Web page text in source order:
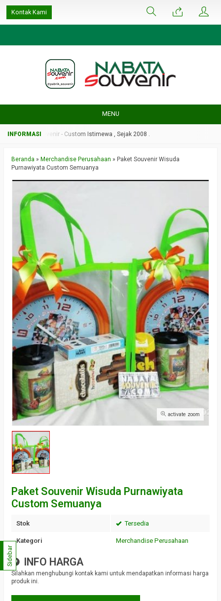
google-site-
verification=ulGFAYaRwT3xFs4fCyDEYtZPCSlyYvbOPvhRRObUW-A
Kontak Kami
MENU
Nabata Souvenir - Custom Istimewa , Sejak 2008 .
Beranda » Merchandise Perusahaan » Paket Souvenir Wisuda
Purnawiyata Custom Semuanya
activate zoom
Paket Souvenir Wisuda Purnawiyata
Custom Semuanya
Stok Tersedia
Kategori Merchandise Perusahaan
INFO HARGA
Silahkan menghubungi kontak kami untuk mendapatkan informasi harga
produk ini.
Sidebar